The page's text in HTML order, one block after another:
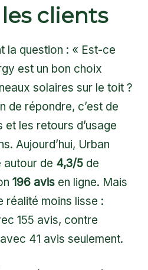
clients
la question : « Est-ce
est un bon choix
solaires sur le toit ?
de répondre, c’est de
les retours d’usage
Aujourd’hui, Urban
autour de 4,3/5 de
196 avis en ligne. Mais
réalité moins lisse :
155 avis, contre
avec 41 avis seulement.